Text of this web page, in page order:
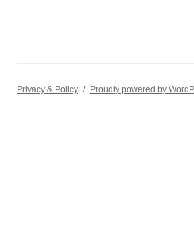
Privacy & Policy Proudly powered by